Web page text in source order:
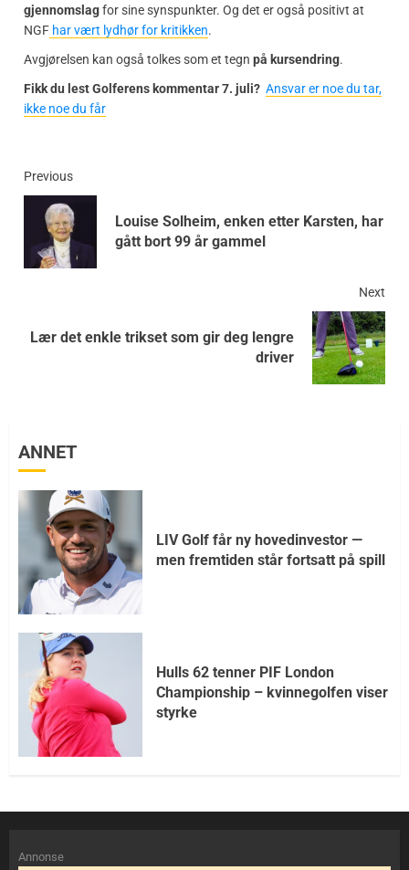
gjennomslagfor sine synspunkter. Og det er også positivt at
NGF har vært lydhør for kritikken.
Avgjørelsen kan også tolkes som et tegn på kursendring.
Fikk du lest Golferens kommentar 7. juli? Ansvar er noe du tar,
ikke noe du får
Previous
Louise Solheim, enken etter Karsten, har
gått bort 99 år gammel
Next
Lær det enkle trikset som gir deg lengre
driver
ANNET
LIV Golf får ny hovedinvestor —
men fremtiden står fortsatt på spill
Hulls 62 tenner PIF London
Championship – kvinnegolfen viser
styrke
Annonse